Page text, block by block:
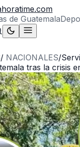
de Guatemala
/ NACIONALES/
tras la crisis